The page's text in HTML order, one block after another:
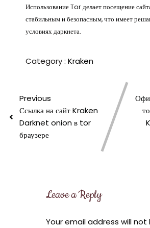
Использование Tor делает посещение
стабильным и безопасным, что имеет
условиях даркнета.
Category : Kraken
Previous
Ссылка на сайт Kraken
Darknet onion в tor
браузере
Leave a Reply
Your email address will not